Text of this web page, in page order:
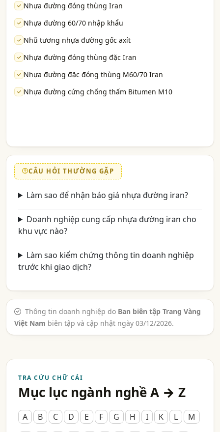
Nhựa đường đóng thùng Iran
Nhựa đường 60/70 nhập khẩu
Nhũ tương nhựa đường gốc axít
Nhựa đường đóng thùng đặc Iran
Nhựa đường đặc đóng thùng M60/70 Iran
Nhựa đường cứng chống thấm Bitumen M10
CÂU HỎI THƯỜNG GẶP
Làm sao để nhận báo giá nhựa đường iran?
Doanh nghiệp cung cấp nhựa đường iran cho
khu vực nào?
Làm sao kiểm chứng thông tin doanh nghiệp
trước khi giao dịch?
Thông tin doanh nghiệp do Ban biên tập Trang Vàng
Việt Nam biên tập và cập nhật ngày 03/12/2026.
TRA CỨU CHỮ CÁI
Mục lục ngành nghề A → Z
A B C D E F G H I K L
M